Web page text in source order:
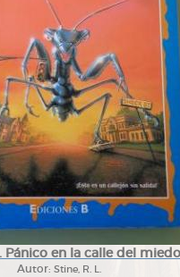
Pánico en la calle del miedo
Autor: Stine, R. L.